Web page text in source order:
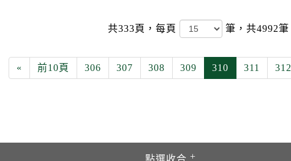
共333頁，每頁 筆，共4992筆
« 前10頁 306 307 308 309 310 311 312